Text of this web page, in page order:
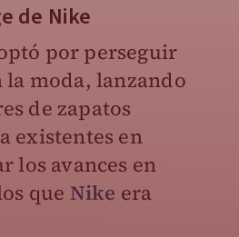
de Nike
por perseguir
la moda, lanzando
de zapatos
existentes en
los avances en
que Nike era